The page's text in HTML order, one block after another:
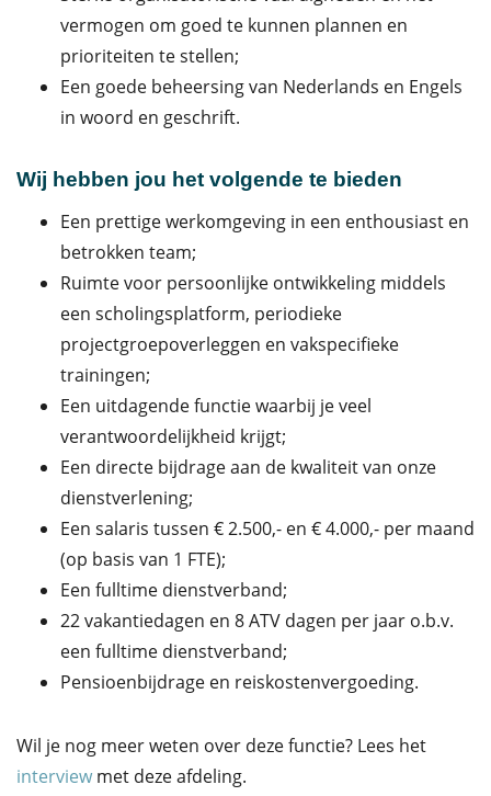
vermogen om goed te kunnen plannen en
prioriteiten te stellen;
Een goede beheersing van Nederlands en Engels
in woord en geschrift.
Wij hebben jou het volgende te bieden
Een prettige werkomgeving in een enthousiast en
betrokken team;
Ruimte voor persoonlijke ontwikkeling middels
een scholingsplatform, periodieke
projectgroepoverleggen en vakspecifieke
trainingen;
Een uitdagende functie waarbij je veel
verantwoordelijkheid krijgt;
Een directe bijdrage aan de kwaliteit van onze
dienstverlening;
Een salaris tussen € 2.500,- en € 4.000,- per maand
(op basis van 1 FTE);
Een fulltime dienstverband;
22 vakantiedagen en 8 ATV dagen per jaar o.b.v.
een fulltime dienstverband;
Pensioenbijdrage en reiskostenvergoeding.
Wil je nog meer weten over deze functie? Lees het
interviewmet deze afdeling.